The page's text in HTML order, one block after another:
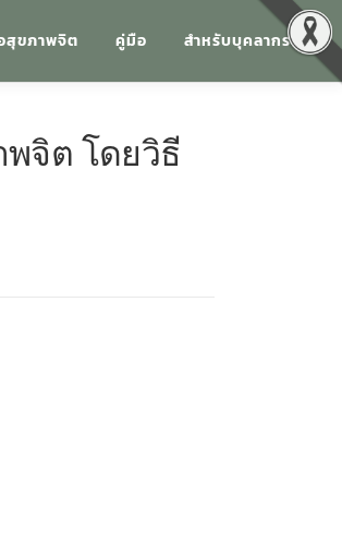
สุขภาพจิต คู่มือ สำหรับบุคลากร
จิต โดยวิธี